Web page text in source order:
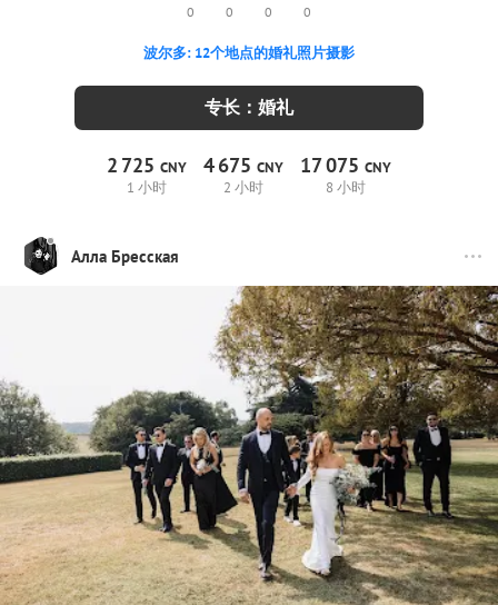
0 0 0 0
波尔多: 12个地点的婚礼照片摄影
专长：婚礼
2 725CNY
1 小时
4675 CNY
2 小时
17075 CNY
8 小时
Алла Бресская